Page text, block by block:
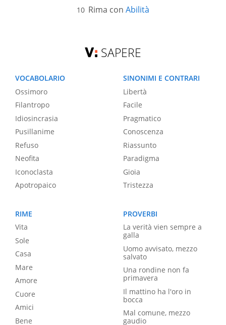
Rima con Abilità
SAPERE
VOCABOLARIO
Ossimoro
Filantropo
Idiosincrasia
Pusillanime
Refuso
Neofita
Iconoclasta
Apotropaico
SINONIMI E CONTRARI
Libertà
Facile
Pragmatico
Conoscenza
Riassunto
Paradigma
Gioia
Tristezza
RIME
Vita
Sole
Casa
Mare
Amore
Cuore
Amici
Bene
PROVERBI
La verità vien sempre a
galla
Uomo avvisato, mezzo
salvato
Una rondine non fa
primavera
Il mattino ha l'oro in
bocca
Mal comune, mezzo
gaudio